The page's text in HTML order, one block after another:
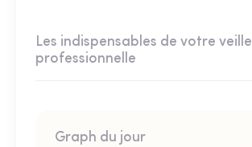
Les indispensables de votre veille
professionnelle
Graph du jour